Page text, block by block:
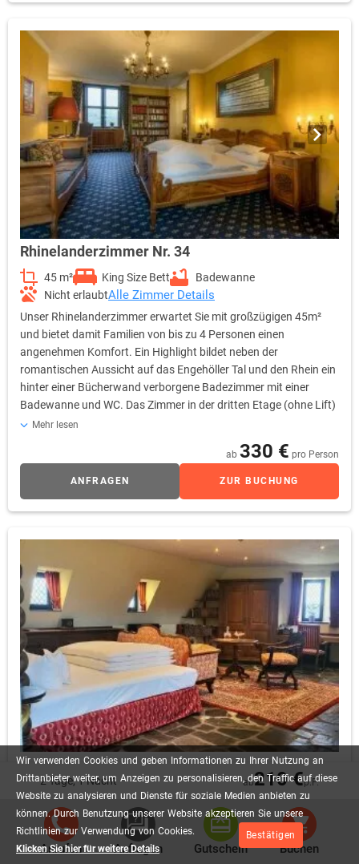
Wir verwenden Cookies und geben Informationen zu Ihrer Nutzung an
Drittanbieter weiter, um Anzeigen zu personalisieren, den Traffic auf diese
Website zu analysieren und Dienste für soziale Medien anbieten zu
können. Durch Benutzung unserer Website akzeptieren Sie unsere
Richtlinien zur Verwendung von Cookies.
Klicken Sie hier für weitere Details
Bestätigen
Rhinelanderzimmer Nr. 34
45 m² King Size Bett
Badewanne
Nicht erlaubtAlle Zimmer Details
Unser Rhinelanderzimmer erwartet Sie mit großzügigen 45m²
und bietet damit Familien von bis zu 4 Personen einen
angenehmen Komfort. Ein Highlight bildet neben der
romantischen Aussicht auf das Engehöller Tal und den Rhein ein
hinter einer Bücherwand verborgene Badezimmer mit einer
Badewanne und WC. Das Zimmer in der dritten Etage (ohne Lift)
des Viereckturms trägt den Namen des vormaligen Besitzers der
Burgruine Ende des 19. Jahrhunderts erwarb. Bettengröße: 2,00
m x 2,00 m
Mehr lesen
ab 330 € pro Person
ANFRAGEN ZUR BUCHUNG
Schieferkemenate Nr 44
Badewanne für 2 Eckbadewanne Regendusche
47 m² Doppelbett Nicht erlaubt
Alle Zimmer Details
Diese Junior Suite ist im Dachgeschoß (4. Etage ohne Aufzug)
2 Tage, 1 Nacht ab210 €p.P.
Anrufen Anfragen Gutschein Buchen